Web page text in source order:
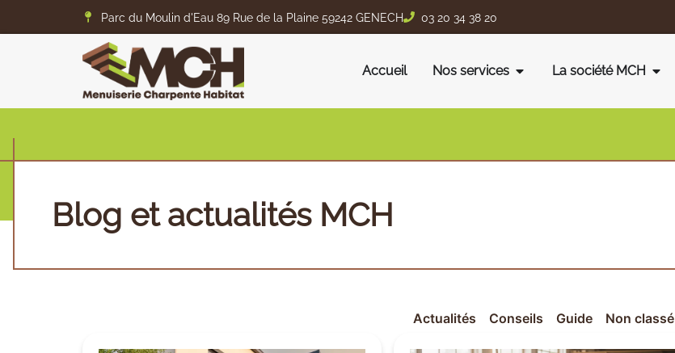
Parc du Moulin d'Eau 89 Rue de la Plaine 59242 GENECH 03 20 34 38 20
Accueil Nos services La société MCH
Blog et actualités MCH
Actualités Conseils Guide Non classé